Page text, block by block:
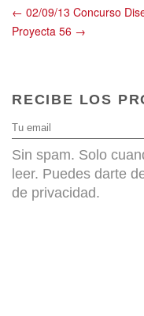
← 02/09/13 Concurso
Proyecta 56 →
RECIBE LOS
Sin spam. Solo
leer. Puedes darte
de privacidad.